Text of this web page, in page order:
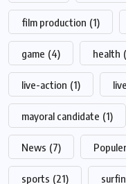
film production (1)
game (4) health
live-action (1)
mayoral candidate (1)
News (7) Populer
sports (21)